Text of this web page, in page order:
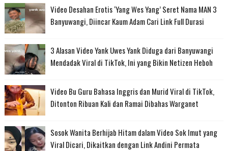
Video Desahan Erotis ‘Yang Wes Yang’ Seret Nama MAN 3
Banyuwangi, Diincar Kaum Adam Cari Link Full Durasi
3 Alasan Video Yank Uwes Yank Diduga dari Banyuwangi
Mendadak Viral di TikTok, Ini yang Bikin Netizen Heboh
Video Bu Guru Bahasa Inggris dan Murid Viral di TikTok,
Ditonton Ribuan Kali dan Ramai Dibahas Warganet
Sosok Wanita Berhijab Hitam dalam Video Sok Imut yang
Viral Dicari, Dikaitkan dengan Link Andini Permata